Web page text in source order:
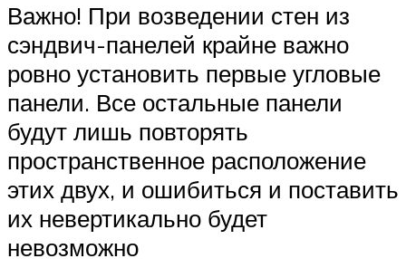
Важно! При возведении стен из
сэндвич-панелей крайне важно
ровно установить первые угловые
панели. Все остальные панели
будут лишь повторять
пространственное расположение
этих двух, и ошибиться и поставить
их невертикально будет
невозможно